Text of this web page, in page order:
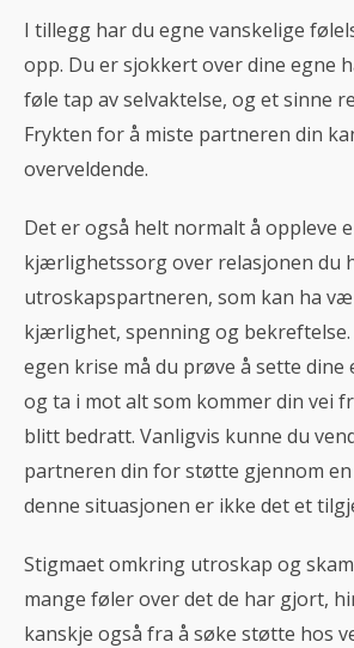
I tillegg har du egne vanskelige
opp. Du er sjokkert over dine egne
føle tap av selvaktelse, og et sinne
Frykten for å miste partneren din
overveldende.
Det er også helt normalt å oppleve
kjærlighetssorg over relasjonen du
utroskapspartneren, som kan ha
kjærlighet, spenning og
egen krise må du prøve å sette dine
og ta i mot alt som kommer din vei
blitt bedratt. Vanligvis kunne du
partneren din for støtte gjennom en
denne situasjonen er ikke det et
Stigmaet omkring utroskap og
mange føler over det de har gjort,
kanskje også fra å søke støtte hos